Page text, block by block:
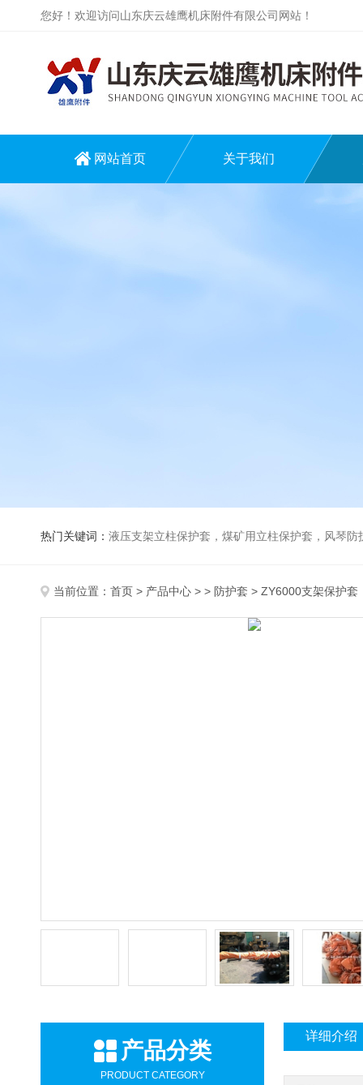
您好！欢迎访问山东庆云雄鹰机床附件有限公司网站！
网站首页 关于我们
热门关键词： 液压支架立柱保护套，煤矿用立柱保护套，风琴
当前位置： 首页 > 产品中心 > > 防护套 > ZY6000支架保护套
产品分类
PRODUCT CATEGORY
详细介绍